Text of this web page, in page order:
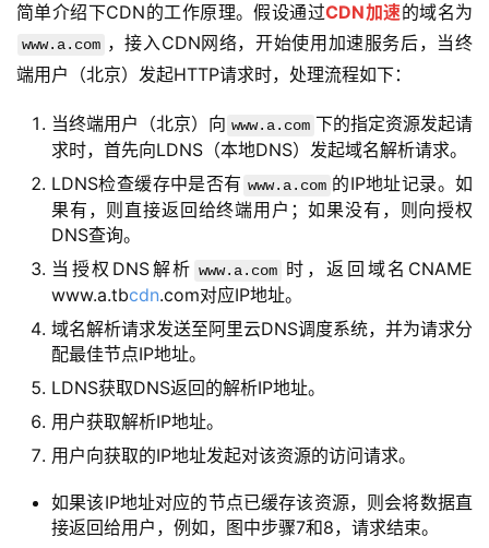
简单介绍下CDN的工作原理。假设通过CDN加速的域名为
www.a.com ，接入CDN网络，开始使用加速服务后，当终
端用户（北京）发起HTTP请求时，处理流程如下：
当终端用户（北京）向 www.a.com 下的指定资源发起请
求时，首先向LDNS（本地DNS）发起域名解析请求。
LDNS检查缓存中是否有 www.a.com 的IP地址记录。如
果有，则直接返回给终端用户；如果没有，则向授权
DNS查询。
当授权DNS解析 www.a.com 时，返回域名CNAME
www.a.tbcdn.com对应IP地址。
域名解析请求发送至阿里云DNS调度系统，并为请求分
配最佳节点IP地址。
LDNS获取DNS返回的解析IP地址。
用户获取解析IP地址。
用户向获取的IP地址发起对该资源的访问请求。
如果该IP地址对应的节点已缓存该资源，则会将数据直
接返回给用户，例如，图中步骤7和8，请求结束。